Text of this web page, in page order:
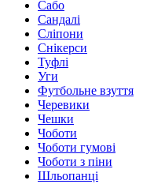
Сабо
Сандалі
Сліпони
Снікерси
Туфлі
Уги
Футбольне взуття
Черевики
Чешки
Чоботи
Чоботи гумові
Чоботи з піни
Шльопанці